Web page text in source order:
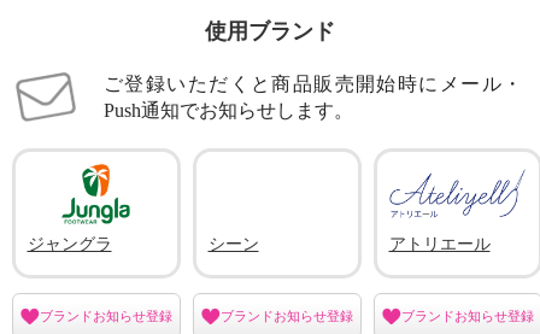
使用ブランド
ご登録いただくと商品販売開始時にメール・
Push通知でお知らせします。
ジャングラ
ブランドお知らせ登録
シーン
ブランドお知らせ登録
アトリエール
ブランドお知らせ登録